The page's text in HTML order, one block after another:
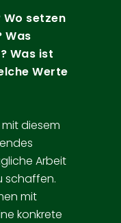
Wo setzen
Was
Was ist
Werte
mit diesem
Arbeit
schaffen.
mit
konkrete